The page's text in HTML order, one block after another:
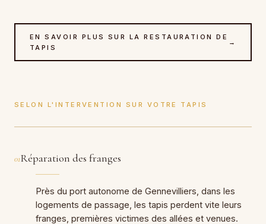
EN SAVOIR PLUS SUR LA RESTAURATION DE
TAPIS
→
SELON L'INTERVENTION SUR VOTRE TAPIS
01Réparation des franges
Près du port autonome de Gennevilliers, dans les
logements de passage, les tapis perdent vite leurs
franges, premières victimes des allées et venues.